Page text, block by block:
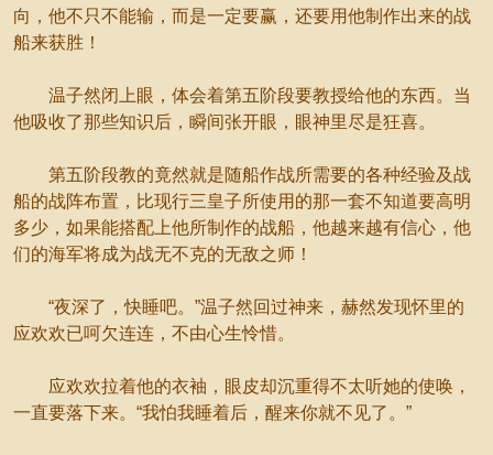
向，他不只不能输，而是一定要赢，还要用他制作出来的战
船来获胜！
温子然闭上眼，体会着第五阶段要教授给他的东西。当
他吸收了那些知识后，瞬间张开眼，眼神里尽是狂喜。
第五阶段教的竟然就是随船作战所需要的各种经验及战
船的战阵布置，比现行三皇子所使用的那一套不知道要高明
多少，如果能搭配上他所制作的战船，他越来越有信心，他
们的海军将成为战无不克的无敌之师！
“夜深了，快睡吧。”温子然回过神来，赫然发现怀里的
应欢欢已呵欠连连，不由心生怜惜。
应欢欢拉着他的衣袖，眼皮却沉重得不太听她的使唤，
一直要落下来。“我怕我睡着后，醒来你就不见了。”